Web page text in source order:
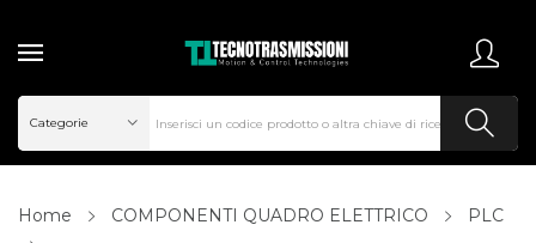
Home COMPONENTI QUADRO ELETTRICO PLC